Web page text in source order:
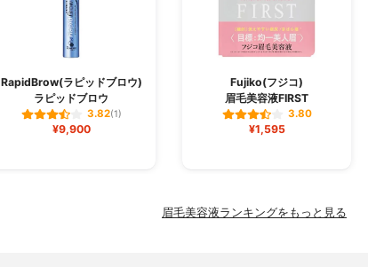
RapidBrow(ラピッドブロウ)
ラピッドブロウ
3.82(1)
¥9,900
Fujiko(フジコ)
眉毛美容液FIRST
3.80
¥1,595
眉毛美容液ランキングをもっと見る